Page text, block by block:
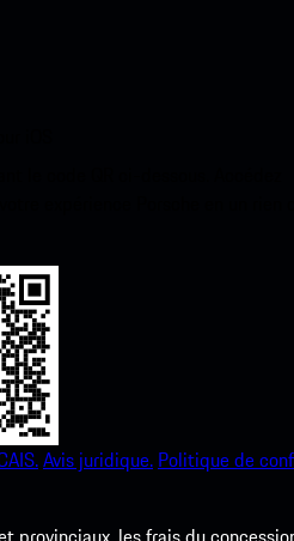
Avis juridique. Politique de